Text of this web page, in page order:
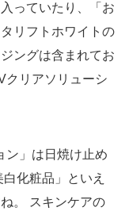
っていたり、「お
リフトホワイトの
ングは含まれてお
クリアソリューシ
ン」は日焼け止め
化粧品」といえ
。 スキンケアの